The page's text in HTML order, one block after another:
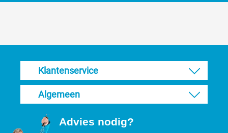
Klantenservice
Algemeen
Advies nodig?